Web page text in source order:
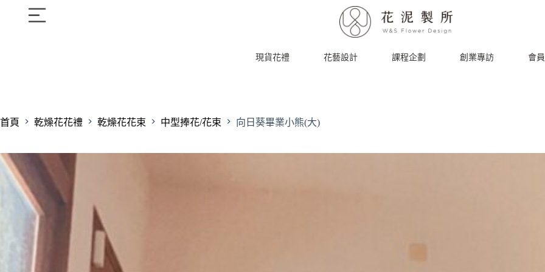
現貨花禮 花藝設計 課程企劃 創業專訪 會
首頁 乾燥花花禮 乾燥花花束 中型捧花/花束 向日葵畢業小熊(大)